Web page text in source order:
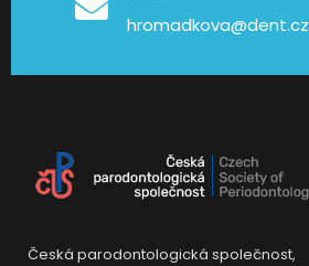
hromadkova@dent.cz
Česká parodontologická společnost,